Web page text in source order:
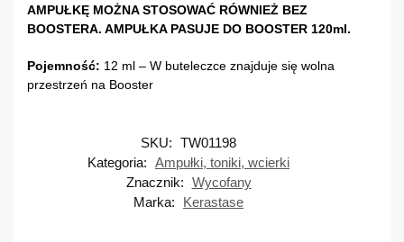
AMPUŁKĘ MOŻNA STOSOWAĆ RÓWNIEŻ BEZ
BOOSTERA. AMPUŁKA PASUJE DO BOOSTER 120ml.
Pojemność: 12 ml – W buteleczce znajduje się wolna
przestrzeń na Booster
SKU: TW01198
Kategoria: Ampułki, toniki, wcierki
Znacznik: Wycofany
Marka:
Kerastase